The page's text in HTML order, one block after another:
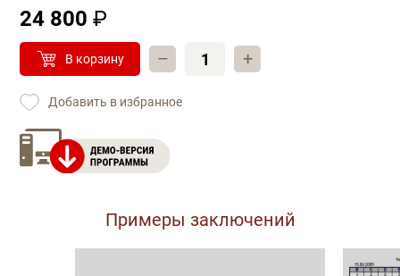
24 800 ₽
В корзину – +
Добавить в избранное
Примеры заключений